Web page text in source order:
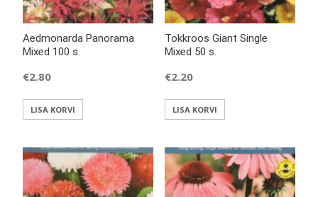
Aedmonarda Panorama
Mixed 100 s.
€2.80
LISA KORVI
Tokkroos Giant Single
Mixed 50 s.
€2.20
LISA KORVI